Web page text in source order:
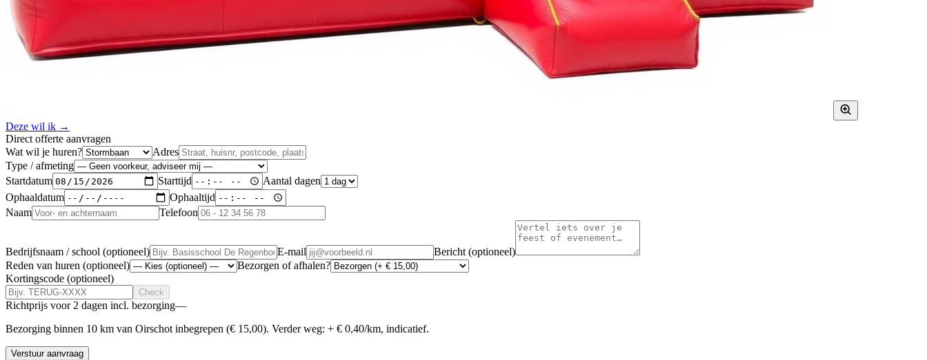
Deze wil ik →
Direct offerte aanvragen
Wat wil je huren?
Adres
Type / afmeting
Startdatum
Starttijd
Aantal dagen
Ophaaldatum
Ophaaltijd
Naam
Telefoon
Bedrijfsnaam / school (optioneel) E-mail
Bericht (optioneel)
Reden van huren (optioneel)
Bezorgen of afhalen?
Kortingscode (optioneel)
Check
Richtprijs voor2 dagen incl. bezorging—
Bezorging binnen 10 km van Oirschot inbegrepen (€ 15,00). Verder weg: + € 0,40/km, indicatief.
Verstuur aanvraag